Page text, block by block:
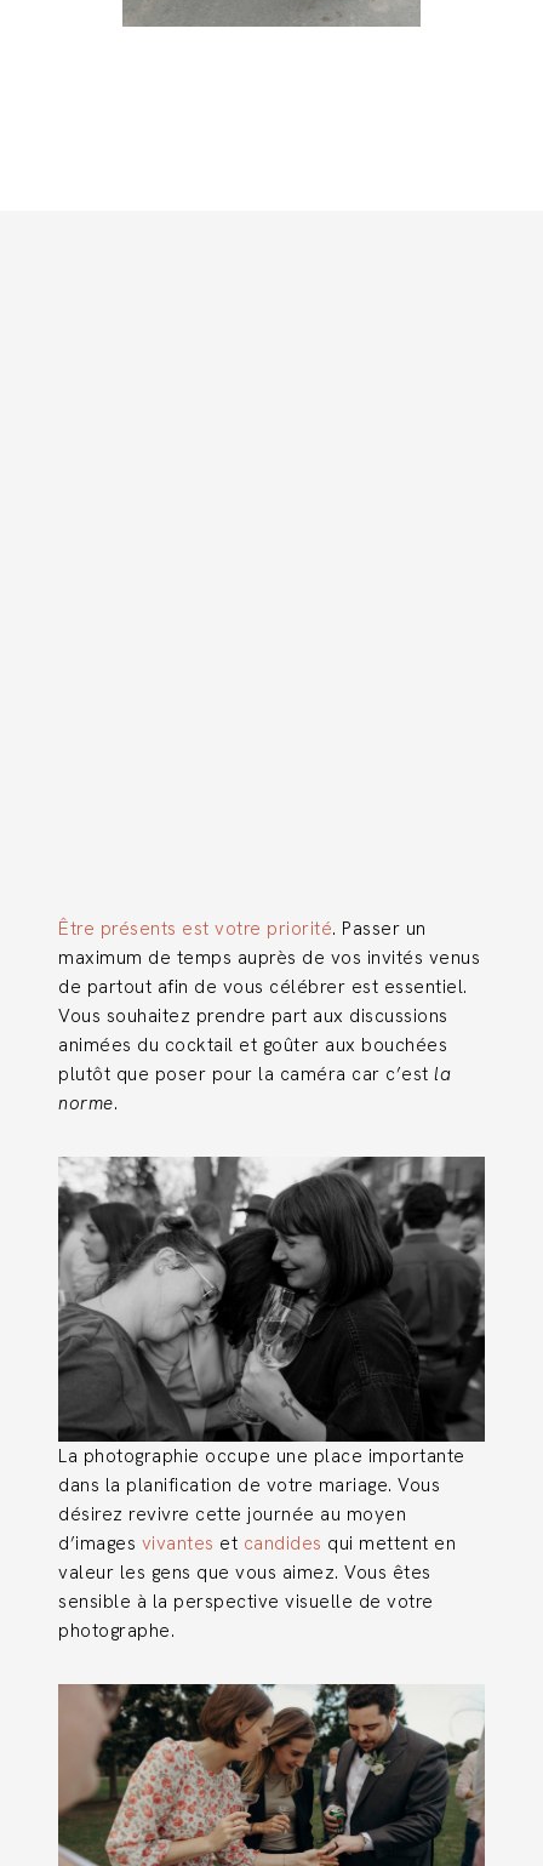
Être présents est votre priorité. Passer un
maximum de temps auprès de vos invités venus
de partout afin de vous célébrer est essentiel.
Vous souhaitez prendre part aux discussions
animées du cocktail et goûter aux bouchées
plutôt que poser pour la caméra car c’est la
norme.
La photographie occupe une place importante
dans la planification de votre mariage. Vous
désirez revivre cette journée au moyen
d’images vivantes et candides qui mettent en
valeur les gens que vous aimez. Vous êtes
sensible à la perspective visuelle de votre
photographe.